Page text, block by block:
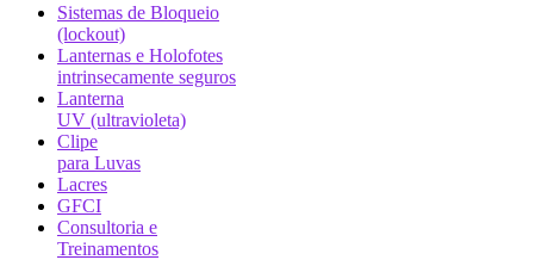
Sistemas de Bloqueio
(lockout)
Lanternas e Holofotes
intrinsecamente seguros
Lanterna
UV (ultravioleta)
Clipe
para Luvas
Lacres
GFCI
Consultoria e
Treinamentos